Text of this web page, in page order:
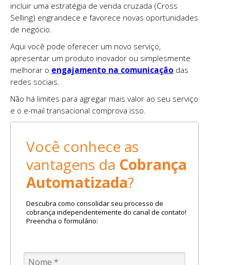
incluir uma estratégia de venda cruzada (Cross
Selling) engrandece e favorece novas oportunidades
de negócio.
Aqui você pode oferecer um novo serviço,
apresentar um produto inovador ou simplesmente
melhorar o engajamento na comunicação das
redes sociais.
Não há limites para agregar mais valor ao seu serviço
e o e-mail transacional comprova isso.
Você conhece as
vantagens da Cobrança
Automatizada?
Descubra como consolidar seu processo de
cobrança independentemente do canal de contato!
Preencha o formulário: